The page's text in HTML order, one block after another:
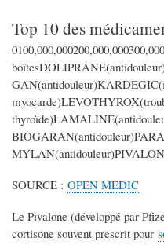
Top 10 des
SOURCE : OPEN MEDIC
Le Pivalone (développé par
cortisone souvent prescrit pour